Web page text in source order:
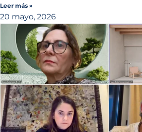
Leer más »
20 mayo, 2026